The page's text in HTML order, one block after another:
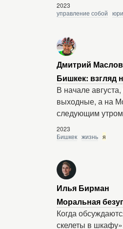
2023
управление собой
Дмитрий Маслов
Бишкек: взгляд
В начале
выходные, а на
следующим
2023
Бишкек жизнь я
Илья Бирман
Моральная
Когда
скелеты в